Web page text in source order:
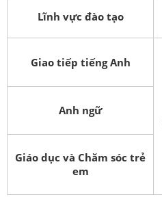
Lĩnh vực đào tạo
Giao tiếp tiếng Anh
Anh ngữ
Giáo dục và Chăm sóc trẻ
em